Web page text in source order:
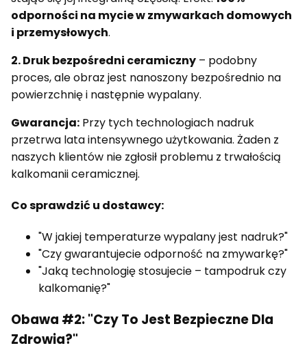
odporności na mycie w zmywarkach domowych
i przemysłowych.
2. Druk bezpośredni ceramiczny – podobny
proces, ale obraz jest nanoszony bezpośrednio na
powierzchnię i następnie wypalany.
Gwarancja: Przy tych technologiach nadruk
przetrwa lata intensywnego użytkowania. Żaden z
naszych klientów nie zgłosił problemu z trwałością
kalkomanii ceramicznej.
Co sprawdzić u dostawcy:
"W jakiej temperaturze wypalany jest nadruk?"
"Czy gwarantujecie odporność na zmywarkę?"
"Jaką technologię stosujecie – tampodruk czy
kalkomanię?"
Obawa #2: "Czy To Jest Bezpieczne Dla
Zdrowia?"